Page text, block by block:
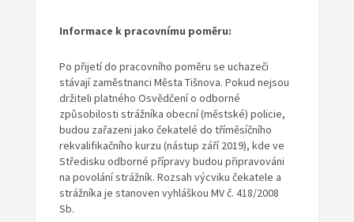
Informace k pracovnímu poměru:
Po přijetí do pracovního poměru se uchazeči
stávají zaměstnanci Města Tišnova. Pokud nejsou
držiteli platného Osvědčení o odborné
způsobilosti strážníka obecní (městské) policie,
budou zařazeni jako čekatelé do tříměsíčního
rekvalifikačního kurzu (nástup září 2019), kde ve
Středisku odborné přípravy budou připravováni
na povolání strážník. Rozsah výcviku čekatele a
strážníka je stanoven vyhláškou MV č. 418/2008
Sb.